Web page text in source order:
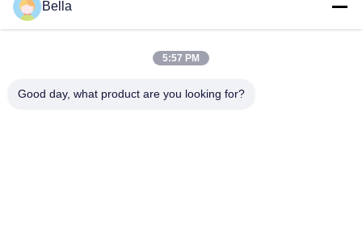
Κοινό ακροφύσιο
ραγών
Κοινή βαλβίδα
Κοινός εγχυτήρας
Bella
5:57 PM
Good day, what product are you looking for?